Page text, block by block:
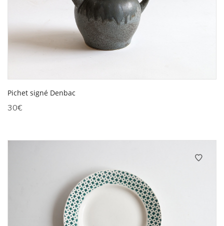
Pichet signé Denbac
30€